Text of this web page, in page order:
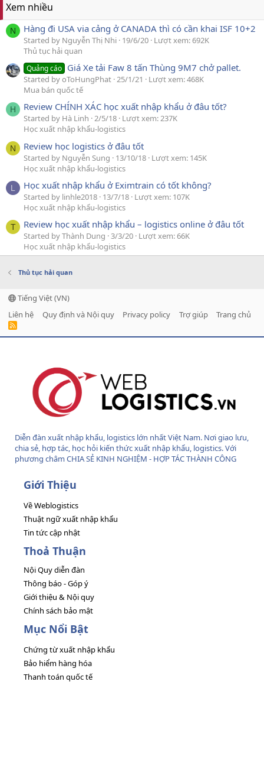
Xem nhiều
N Hàng đi USA via cảng ở CANADA thì có cần khai ISF 10+2
Started by Nguyễn Thị Nhi 19/6/20 Lượt xem: 692K
Thủ tục hải quan
Quảng cáo Giá Xe tải Faw 8 tấn Thùng 9M7 chở pallet.
Started by oToHungPhat 25/1/21
Lượt xem: 468K
Mua bán quốc tế
H Review CHÍNH XÁC học xuất nhập khẩu ở đâu tốt?
Started by Hà Linh 2/5/18 Lượt xem: 237K
Học xuất nhập khẩu-logistics
N Review học logistics ở đâu tốt
Started by Nguyễn Sung 13/10/18 Lượt xem: 145K
Học xuất nhập khẩu-logistics
L Học xuất nhập khẩu ở Eximtrain có tốt không?
Started by linhle2018 13/7/18 Lượt xem: 107K
Học xuất nhập khẩu-logistics
T Review học xuất nhập khẩu – logistics online ở đâu tốt
Started by Thành Dung 3/3/20 Lượt xem: 66K
Học xuất nhập khẩu-logistics
Thủ tục hải quan
Tiếng Việt (VN)
Liên hệ
Quy định và Nội quy Privacy policy Trợ giúp Trang chủ
R
Diễn đàn xuất nhập khẩu, logistics lớn nhất Việt Nam. Nơi giao lưu,
chia sẻ, hợp tác, học hỏi kiến thức xuất nhập khẩu, logistics. Với
phương châm CHIA SẺ KINH NGHIỆM - HỢP TÁC THÀNH CÔNG
Giới Thiệu
Về Weblogistics
Thuật ngữ xuất nhập khẩu
Tin tức cập nhật
Thoả Thuận
Nội Quy diễn đàn
Thông báo - Góp ý
Giới thiệu & Nội quy
Chính sách bảo mật
Mục Nổi Bật
Chứng từ xuất nhập khẩu
Bảo hiểm hàng hóa
Thanh toán quốc tế